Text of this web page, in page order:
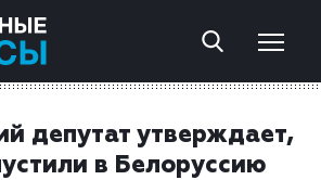
депутат утверждает,
в Белоруссию